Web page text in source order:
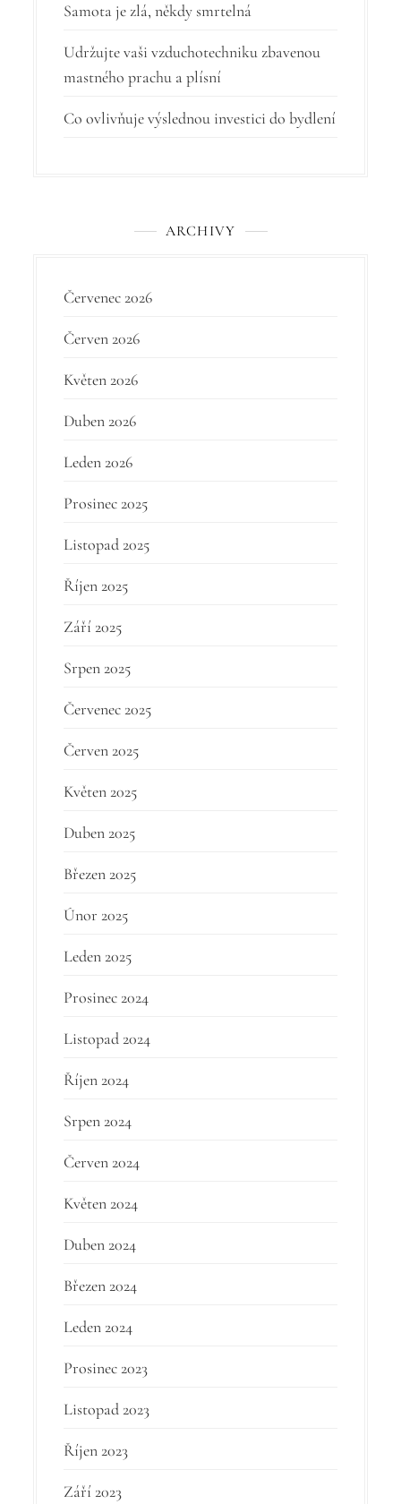
p
ř
í
s
Samota je zlá, někdy smrtelná
Udržujte vaši vzduchotechniku zbavenou
mastného prachu a plísní
Co ovlivňuje výslednou investici do bydlení
ARCHIVY
Červenec 2026
Červen 2026
Květen 2026
Duben 2026
Leden 2026
Prosinec 2025
Listopad 2025
Říjen 2025
Září 2025
Srpen 2025
Červenec 2025
Červen 2025
Květen 2025
Duben 2025
Březen 2025
Únor 2025
Leden 2025
Prosinec 2024
Listopad 2024
Říjen 2024
Srpen 2024
Červen 2024
Květen 2024
Duben 2024
Březen 2024
Leden 2024
Prosinec 2023
Listopad 2023
Říjen 2023
Září 2023